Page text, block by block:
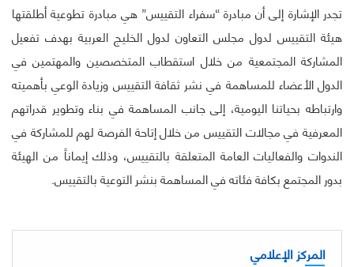
تجدر الإشارة إلى أن مبادرة “سفراء التقييس” هي مبادرة تطوعية أطلقتها
هيئة التقييس لدول مجلس التعاون لدول الخليج العربية بهدف تفعيل
المشاركة المجتمعية من خلال استقطاب المتخصصين والمهتمين في
الدول الأعضاء للمساهمة في نشر ثقافة التقييس وزيادة الوعي بأهميته
وارتباطه بحياتنا اليومية، إلى جانب المساهمة في بناء وتطوير قدراتهم
المعرفية في مجالات التقييس من خلال إتاحة الفرصة لهم للمشاركة في
الندوات والفعاليات العامة المتعلقة بالتقييس، وذلك إيماناً من الهيئة
بدور المجتمع بكافة فئاته في المساهمة بنشر التوعية بالتقييس.
المركز الإعلامي